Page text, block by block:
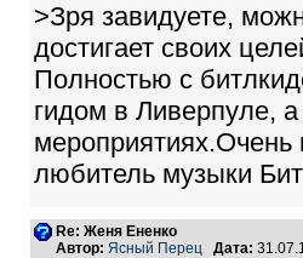
>Зря завидуете,
достигает своих
Полностью с
гидом в Ливерпуле,
мероприятиях.Очень
любитель музыки
Re: Женя Ененко
Автор: Ясный Перец Дата: